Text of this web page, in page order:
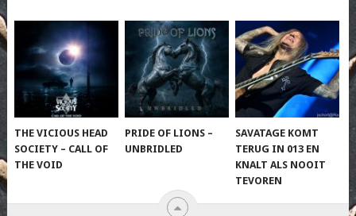
THE VICIOUS HEAD
SOCIETY – CALL OF
THE VOID
PRIDE OF LIONS –
UNBRIDLED
SAVATAGE KOMT
TERUG IN 013 EN
KNALT ALS NOOIT
TEVOREN